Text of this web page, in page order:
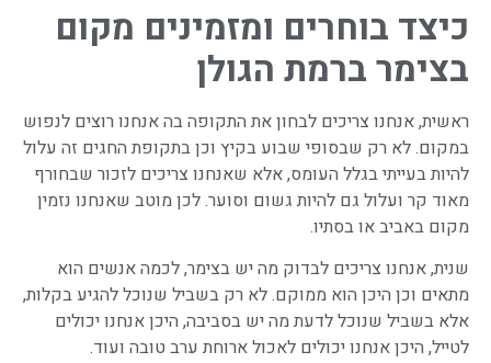
כיצד בוחרים ומזמינים מקום
בצימר ברמת הגולן
ראשית, אנחנו צריכים לבחון את התקופה בה אנחנו רוצים לנפוש
במקום. לא רק שבסופי שבוע בקיץ וכן בתקופת החגים זה עלול
להיות בעייתי בגלל העומס, אלא שאנחנו צריכים לזכור שבחורף
מאוד קר ועלול גם להיות גשום וסוער. לכן מוטב שאנחנו נזמין
מקום באביב או בסתיו.
שנית, אנחנו צריכים לבדוק מה יש בצימר, לכמה אנשים הוא
מתאים וכן היכן הוא ממוקם. לא רק בשביל שנוכל להגיע בקלות,
אלא בשביל שנוכל לדעת מה יש בסביבה, היכן אנחנו יכולים
לטייל, היכן אנחנו יכולים לאכול ארוחת ערב טובה ועוד.